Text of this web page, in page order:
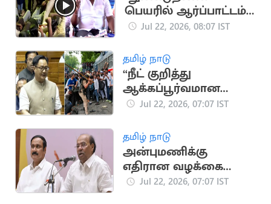
பெயரில் ஆர்ப்பாட்டம்
செய்தால் கைது”..
விளக்கம்
Jul 22, 2026, 08:07 IST
தமிழ் நாடு
“நீட் குறித்து
ஆக்கப்பூர்வமான
விவாதம் நடத்த அரசு
அமைச்சர்
Jul 22, 2026, 07:07 IST
தமிழ் நாடு
அன்புமணிக்கு
எதிரான வழக்கை
வாபஸ் பெற்றார்
Jul 22, 2026, 07:07 IST